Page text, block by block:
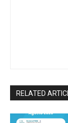
RELATED